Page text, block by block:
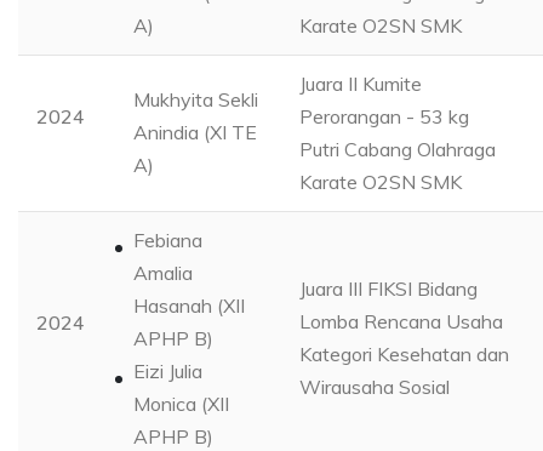
A)
Karate O2SN SMK
2024
Mukhyita Sekli
Anindia (XI TE
A)
Juara II Kumite
Perorangan - 53 kg
Putri Cabang Olahraga
Karate O2SN SMK
2024
Febiana
Amalia
Hasanah (XII
APHP B)
Eizi Julia
Monica (XII
APHP B)
Juara III FIKSI Bidang
Lomba Rencana Usaha
Kategori Kesehatan dan
Wirausaha Sosial